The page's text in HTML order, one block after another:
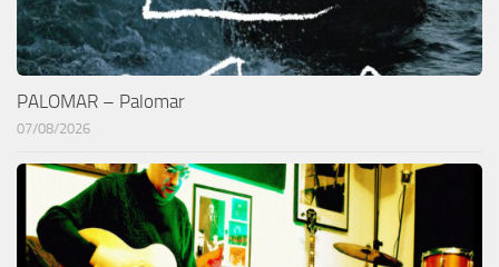
PALOMAR – Palomar
07/08/2026